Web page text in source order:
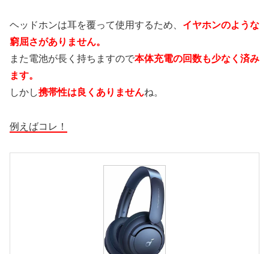
ヘッドホンは耳を覆って使用するため、 イヤホンのような
窮屈さがありません。
また電池が長く持ちますので本体充電の回数も少なく済み
ます。
しかし携帯性は良くありませんね。
例えばコレ！